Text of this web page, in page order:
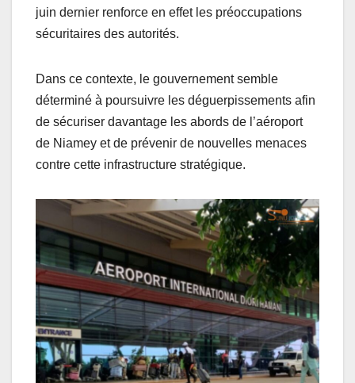
juin dernier renforce en effet les préoccupations
sécuritaires des autorités.
Dans ce contexte, le gouvernement semble
déterminé à poursuivre les déguerpissements afin
de sécuriser davantage les abords de l’aéroport
de Niamey et de prévenir de nouvelles menaces
contre cette infrastructure stratégique.